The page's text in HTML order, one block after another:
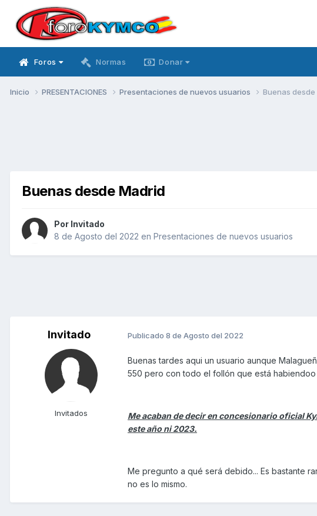
Foros Normas Donar
Inicio PRESENTACIONES Presentaciones de nuevos usuarios Buenas desde
Buenas desde Madrid
Por Invitado
8 de Agosto del 2022 en Presentaciones de nuevos usuarios
Invitado
Invitados
Publicado 8 de Agosto del 2022
Buenas tardes aqui un usuario aunque
550 pero con todo el follón que está habiendoo
Me acaban de decir en concesionario oficial
este año ni 2023.
Me pregunto a qué será debido... Es bastante
no es lo mismo.